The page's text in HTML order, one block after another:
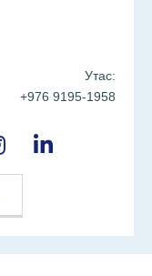
Утас:
+976 9195-1958